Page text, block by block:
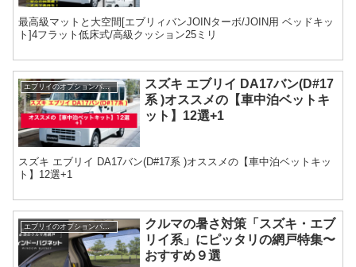
最高級マットと大空間[エブリィバンJOINターボ/JOIN用 ベッドキッ
ト]4フラット低床式/高級クッション25ミリ
エブリイのオプションパーツ
スズキ エブリイ DA17バン(D#17
系 )オススメの【車中泊ベットキ
ット】12選+1
スズキ エブリイ DA17バン(D#17系 )オススメの【車中泊ベットキッ
ト】12選+1
エブリイのオプションパーツ
クルマの暑さ対策「スズキ・エブ
リイ系」にピッタリの網戸特集〜
おすすめ９選